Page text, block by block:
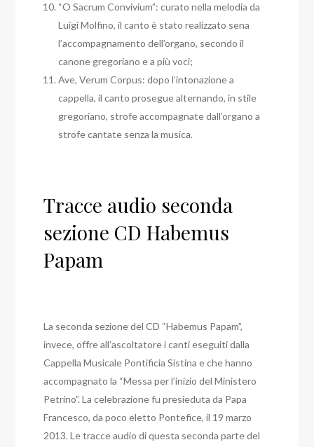
“O Sacrum Convivium”: curato nella melodia da
Luigi Molfino, il canto è stato realizzato sena
l’accompagnamento dell’organo, secondo il
canone gregoriano e a più voci;
Ave, Verum Corpus: dopo l’intonazione a
cappella, il canto prosegue alternando, in stile
gregoriano, strofe accompagnate dall’organo a
strofe cantate senza la musica.
Tracce audio seconda
sezione CD Habemus
Papam
La seconda sezione del CD “Habemus Papam”,
invece, offre all’ascoltatore i canti eseguiti dalla
Cappella Musicale Pontificia Sistina e che hanno
accompagnato la “Messa per l’inizio del Ministero
Petrino”. La celebrazione fu presieduta da Papa
Francesco, da poco eletto Pontefice, il 19 marzo
2013. Le tracce audio di questa seconda parte del